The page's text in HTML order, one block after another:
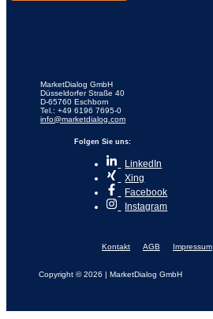
MarketDialog GmbH
Düsseldorfer Straße 40
D-65760 Eschborn
Tel.: +49 6196 7695-0
info@marketdialog.com
Folgen Sie uns:
LinkedIn
Xing
Facebook
Instagram
Kontakt AGB Impressum
Copyright © 2026 | MarketDialog GmbH